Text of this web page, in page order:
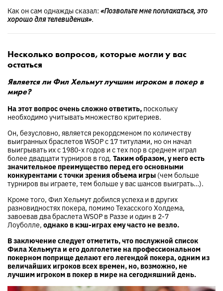
Как он сам однажды сказал: «Позвольте мне поплакаться, это
хорошо для телевидения».
Несколько вопросов, которые могли у вас
остаться
Является ли Фил Хельмут лучшим игроком в покер в
мире?
На этот вопрос очень сложно ответить, поскольку
необходимо учитывать множество критериев.
Он, безусловно, является рекордсменом по количеству
выигранных браслетов WSOP с 17 титулами, но он начал
выигрывать их с 1980-х годов и с тех пор в среднем играл
более двадцати турниров в год. Таким образом, у него есть
значительное преимущество перед его основными
конкурентами с точки зрения объема игры (чем больше
турниров вы играете, тем больше у вас шансов выиграть…).
Кроме того, Фил Хельмут добился успеха и в других
разновидностях покера, помимо Техасского Холдема,
завоевав два браслета WSOP в Раззе и один в 2-7
Лоуболле, однако в кэш-играх ему часто не везло.
В заключение следует отметить, что послужной список
Фила Хельмута и его долголетие на профессиональном
покерном поприще делают его легендой покера, одним из
величайших игроков всех времен, но, возможно, не
лучшим игроком в покер в мире на сегодняшний день.